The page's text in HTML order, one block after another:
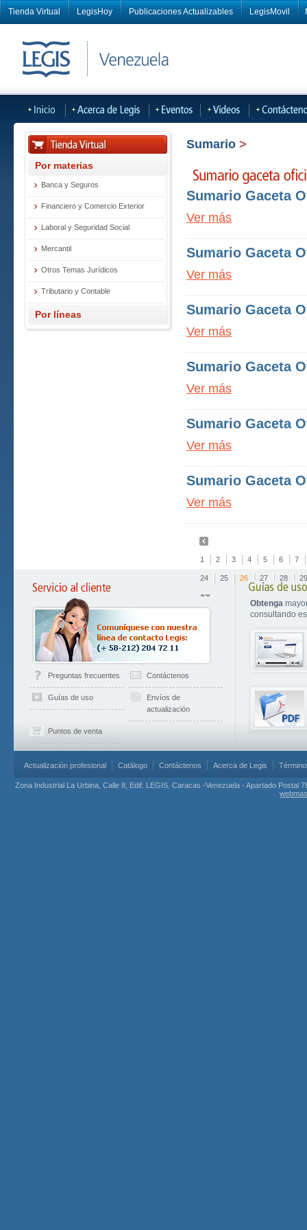
Tienda Virtual LegisHoy Publicaciones Actualizables LegisMovil
Por materias
Banca y Seguros
Financiero y Comercio Exterior
Laboral y Seguridad Social
Mercantil
Otros Temas Jurídicos
Tributario y Contable
Por líneas
Sumario >
Sumario Gaceta
Ver más
Sumario Gaceta
Ver más
Sumario Gaceta
Ver más
Sumario Gaceta
Ver más
Sumario Gaceta
Ver más
Sumario Gaceta
Ver más
1 2 3 4 5 6 7
24 25 26 27 28 29
Preguntas frecuentes Contáctenos
Guías de uso
Envíos de
actualización
Puntos de venta
Obtenga
consultando
Actualización profesional Catálogo Contáctenos Acerca de Legis
Zona Industrial La Urbina, Calle 8, Edif. LEGIS. Caracas -Venezuela - Apartado